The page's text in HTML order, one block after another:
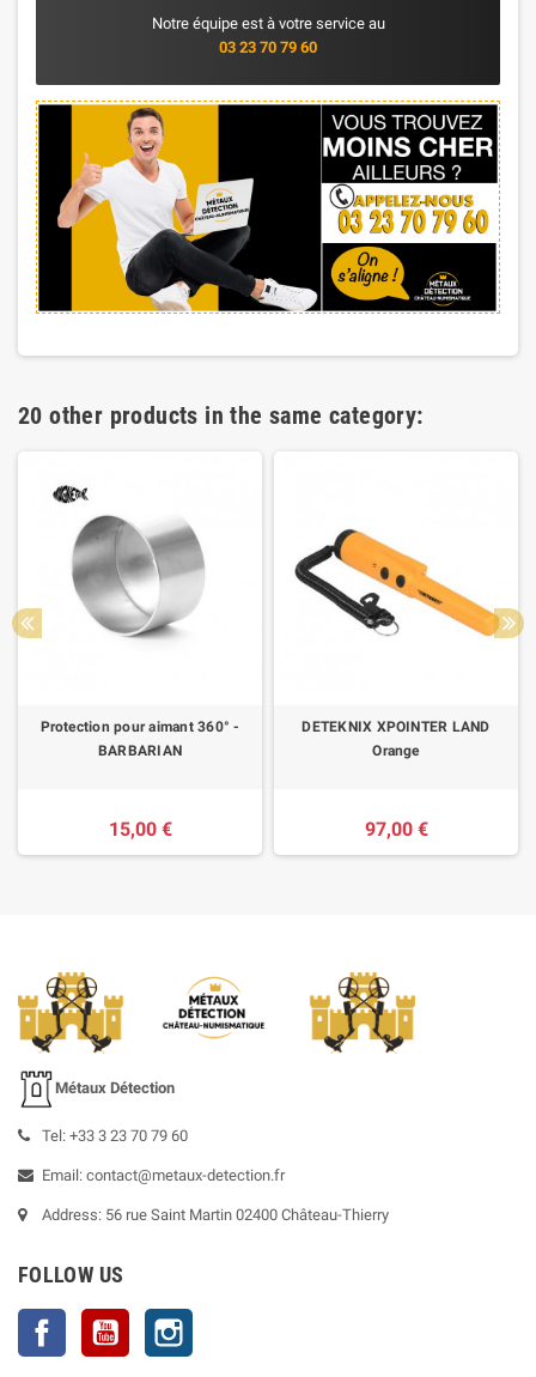
Notre équipe est à votre service au
03 23 70 79 60
20 other products in the same category:
Protection pour aimant 360° -
BARBARIAN
15,00 €
DETEKNIX XPOINTER LAND
Orange
97,00 €
Métaux Détection
Tel: +33 3 23 70 79 60
Email: contact@metaux-detection.fr
Address: 56 rue Saint Martin 02400 Château-Thierry
FOLLOW US
Facebook YouTube